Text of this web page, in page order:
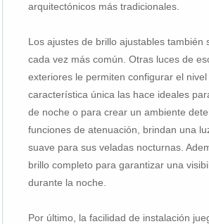
arquitectónicos más tradicionales.
Los ajustes de brillo ajustables también
cada vez más común. Otras luces de
exteriores le permiten configurar el
característica única las hace ideales
de noche o para crear un ambiente
funciones de atenuación, brindan una
suave para sus veladas nocturnas.
brillo completo para garantizar una
durante la noche.
Por último, la facilidad de instalación